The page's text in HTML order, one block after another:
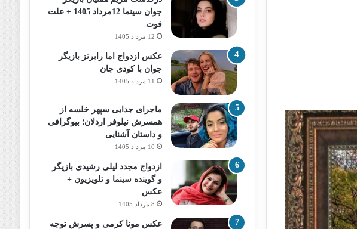
جوان سینما 12مرداد 1405 + علت
فوت
12 مرداد 1405
عکس ازدواج اما رابرتز بازیگر
جوان با کودی جان
11 مرداد 1405
ماجرای جدایی سپهر خلسه از
همسرش نیلوفر اردلان؛ بیوگرافی
و داستان آشنایی
10 مرداد 1405
ازدواج مجدد لیلی رشیدی بازیگر
و گوینده سینما و تلویزیون +
عکس
8 مرداد 1405
عکس مونا کرمی و پسرش توجه